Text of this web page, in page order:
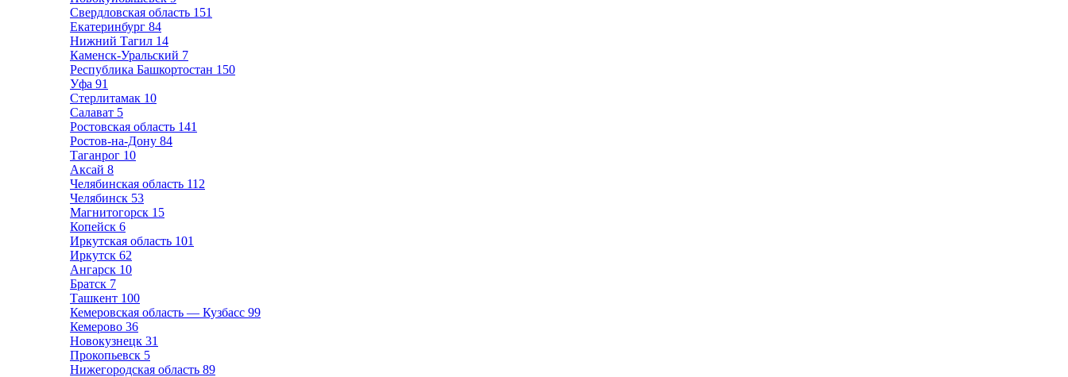
Свердловская область 151
Екатеринбург 84
Нижний Тагил 14
Каменск-Уральский 7
Республика Башкортостан 150
Уфа 91
Стерлитамак 10
Салават 5
Ростовская область 141
Ростов-на-Дону 84
Таганрог 10
Аксай 8
Челябинская область 112
Челябинск 53
Магнитогорск 15
Копейск 6
Иркутская область 101
Иркутск 62
Ангарск 10
Братск 7
Ташкент 100
Кемеровская область — Кузбасс 99
Кемерово 36
Новокузнецк 31
Прокопьевск 5
Нижегородская область 89